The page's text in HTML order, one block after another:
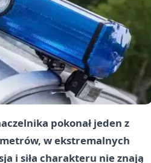
pokonał jeden z
w ekstremalnych
i siła charakteru nie znają